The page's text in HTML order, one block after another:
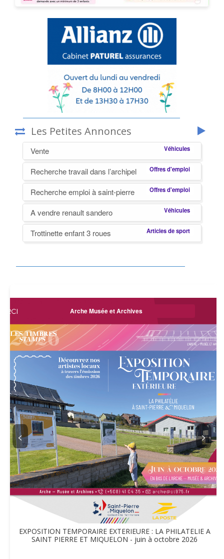
Les Petites Annonces
Véhicules
Vente
Offres d'emploi
Recherche travail dans l’archipel
Offres d'emploi
Recherche emploi à saint-pierre
Véhicules
A vendre renault sandero
Articles de sport
Trottinette enfant 3 roues
<
Arche Musée et Archives
EXPOSITION TEMPORAIRE EXTERIEURE : LA PHILATELIE A
SAINT PIERRE ET MIQUELON - juin à octobre 2026
>